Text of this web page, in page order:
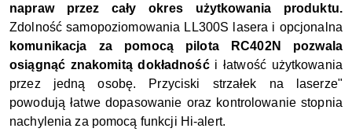
napraw przez cały okres użytkowania produktu.
Zdolność samopoziomowania LL300S lasera i opcjonalna
komunikacja za pomocą pilota RC402N pozwala
osiągnąć znakomitą dokładnośći łatwość użytkowania
przez jedną osobę. Przyciski strzałek na laserze"
powodują łatwe dopasowanie oraz kontrolowanie stopnia
nachylenia za pomocą funkcji Hi-alert.